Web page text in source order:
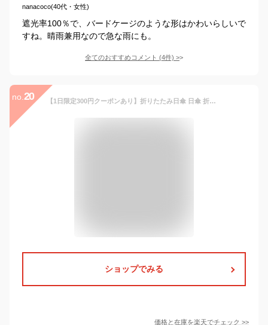
nanacoco(40代・女性)
遮光率100％で、バードケージのような形はかわいらしいで
すね。晴雨兼用なので急な雨にも。
全てのおすすめコメント (4件) >
no. 20 【1日限定300円クーポンあり】折りたたみ日傘 日傘 折りたたみ 完全遮光 遮光率100% UPF50+ 晴雨兼用傘 傘 晴雨兼用 軽量 10本骨 折り畳み 傘 耐風 丈夫 レディース ギフト プレゼント 雨傘 日傘兼用 暑さ対策 熱中症対策 紫外線カット UVカット 新色 2022
ショップでみる
価格と在庫を楽天でチェック >>